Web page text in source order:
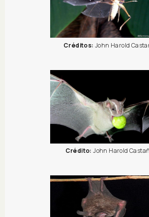
Créditos: John Harold
Crédito: John Harold